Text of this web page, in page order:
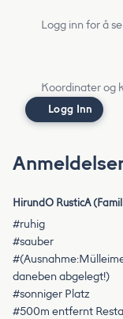
Logg inn for å
Koordinater og
Logg Inn
HirundO RusticA
#ruhig
#sauber
daneben abgelegt!)
#sonniger Platz
#500m entfernt